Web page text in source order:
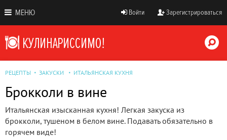
МЕНЮ Войти Зарегистрироваться
РЕЦЕПТЫ ЗАКУСКИ ИТАЛЬЯНСКАЯ КУХНЯ
Брокколи в вине
Итальянская изысканная кухня! Легкая закуска из
брокколи, тушеном в белом вине. Подавать обязательно в
горячем виде!